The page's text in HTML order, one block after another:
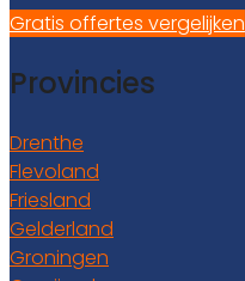
Gratis offertes vergelijken
Provincies
Drenthe
Flevoland
Friesland
Gelderland
Groningen